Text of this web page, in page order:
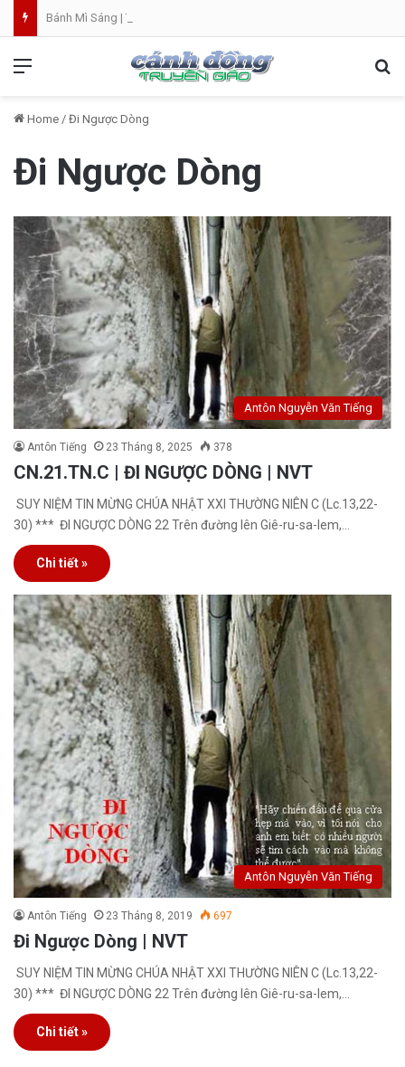
Home / Đi Ngược Dòng
Đi Ngược Dòng
Antôn Nguyễn Văn Tiếng
Antôn Tiếng 23 Tháng 8, 2025 378
CN.21.TN.C | ĐI NGƯỢC DÒNG | NVT
SUY NIỆM TIN MỪNG CHÚA NHẬT XXI THƯỜNG NIÊN C (Lc.13,22-
30) *** ĐI NGƯỢC DÒNG 22 Trên đường lên Giê-ru-sa-lem,…
Chi tiết »
Antôn Nguyễn Văn Tiếng
Antôn Tiếng 23 Tháng 8, 2019 697
Đi Ngược Dòng | NVT
SUY NIỆM TIN MỪNG CHÚA NHẬT XXI THƯỜNG NIÊN C (Lc.13,22-
30) *** ĐI NGƯỢC DÒNG 22 Trên đường lên Giê-ru-sa-lem,…
Chi tiết »